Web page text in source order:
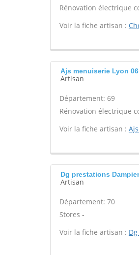
Rénovation électrique
Voir la fiche artisan :
Ajs menuiserie Lyon
Artisan
Département: 69
Rénovation électrique
Voir la fiche artisan :
Dg prestations
Artisan
Département: 70
Stores -
Voir la fiche artisan :